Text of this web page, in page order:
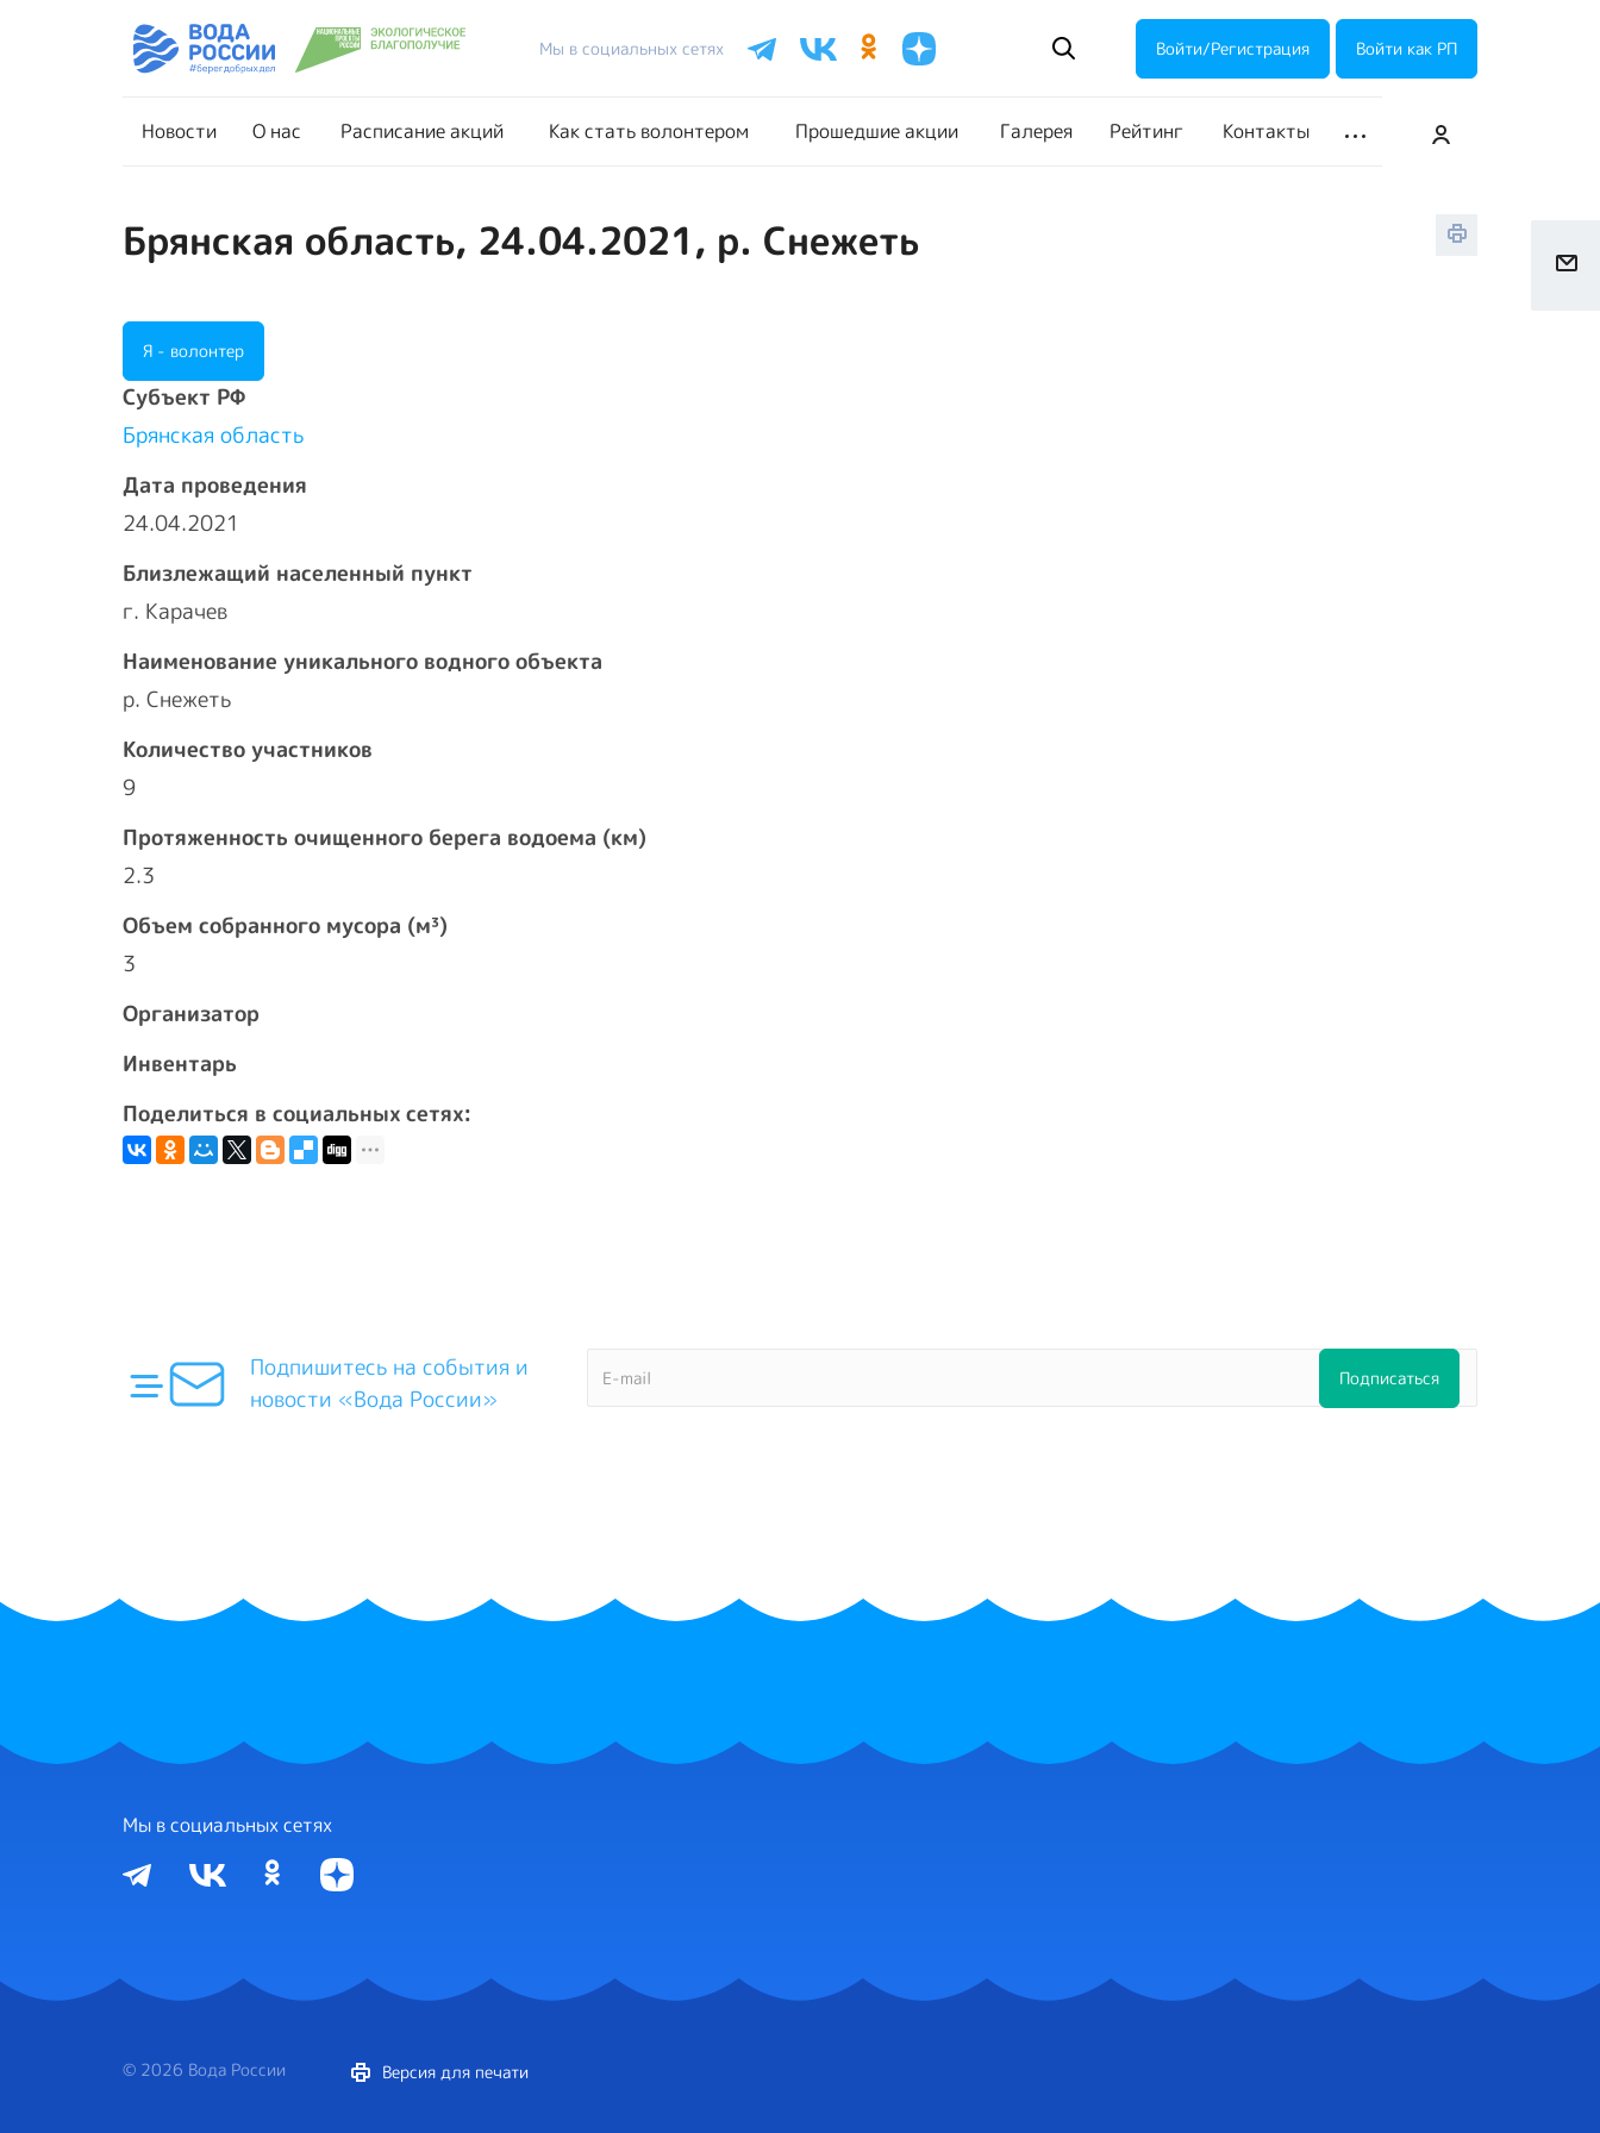
Мы в социальных сетях Войти/Регистрация Войти как РП
Новости О нас Расписание акций Как стать волонтером Прошедшие акции Галерея Рейтинг Контакты
Новости О нас Как стать волонтером Прошедшие акции
Брянская область, 24.04.2021, р. Снежеть
Я - волонтер
Cубъект РФ
Брянская область
Дата проведения
24.04.2021
Близлежащий населенный пункт
г. Карачев
Наименование уникального водного объекта
р. Снежеть
Количество участников
9
Протяженность очищенного берега водоема (км)
2.3
Объем собранного мусора (м³)
3
Организатор
Инвентарь
Поделиться в социальных сетях:
Подпишитесь на события и
новости «Вода России»
Мы в социальных сетях
© 2026 Вода России Версия для печати